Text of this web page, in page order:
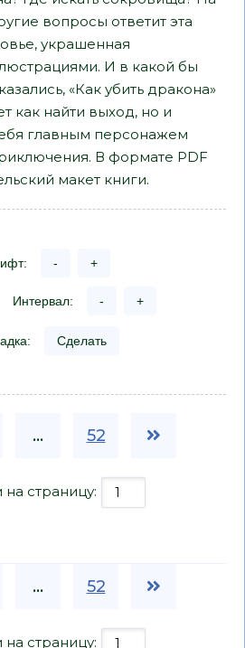
вопросы ответит эта
украшенная
И в какой бы
«Как убить дракона»
как найти выход, но и
главным персонажем
В формате PDF
макет книги.
- +
Интервал: - +
Сделать
... 52
страницу:
... 52
страницу: